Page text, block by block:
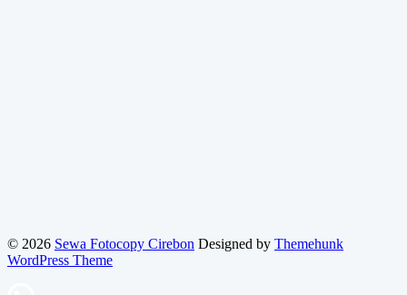
© 2026 Sewa Fotocopy Cirebon Designed by Themehunk
WordPress Theme